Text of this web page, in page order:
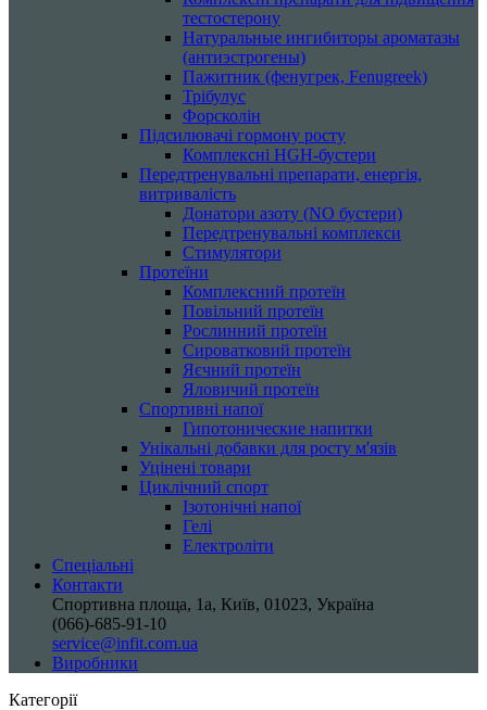
тестостерону
Натуральные ингибиторы ароматазы
(антиэстрогены)
Пажитник (фенугрек, Fenugreek)
Трібулус
Форсколін
Підсилювачі гормону росту
Комплексні HGH-бустери
Передтренувальні препарати, енергія,
витривалість
Донатори азоту (NO бустери)
Передтренувальні комплекси
Стимулятори
Протеїни
Комплексний протеїн
Повільний протеїн
Рослинний протеїн
Сироватковий протеїн
Яєчний протеїн
Яловичий протеїн
Спортивні напої
Гипотонические напитки
Унікальні добавки для росту м'язів
Уцінені товари
Циклічний спорт
Ізотонічні напої
Гелі
Електроліти
Спеціальні
Контакти
Спортивна площа, 1a, Київ, 01023, Україна
(066)-685-91-10
service@infit.com.ua
Виробники
Категорії